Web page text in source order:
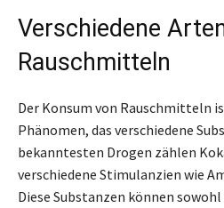
Verschiedene
Rauschmitteln
Der Konsum von Rauschmitteln
Phänomen, das verschiedene
bekanntesten Drogen zählen
verschiedene Stimulanzien wie
Diese Substanzen können